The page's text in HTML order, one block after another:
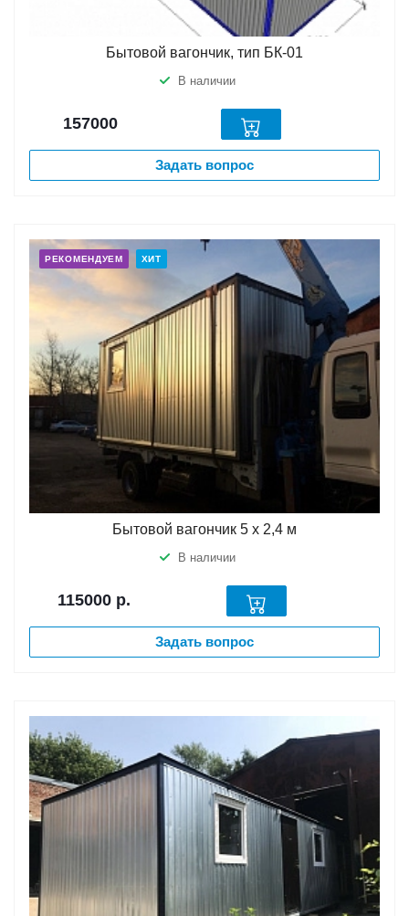
Бытовой вагончик, тип БК-01
В наличии
157000
Задать вопрос
РЕКОМЕНДУЕМ ХИТ
Бытовой вагончик 5 х 2,4 м
В наличии
115000 р.
Задать вопрос